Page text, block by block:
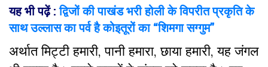
यह भी पढ़ें :द्विजों की पाखंड भरी होली के विपरीत प्रकृति के
साथ उल्लास का पर्व है कोइतूरों का “शिमगा सग्गुम”
अर्थात मिट्टी हमारी, पानी हमारा, छाया हमारी, यह जंगल